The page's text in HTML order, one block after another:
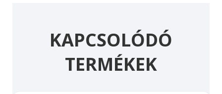
KAPCSOLÓDÓ
TERMÉKEK